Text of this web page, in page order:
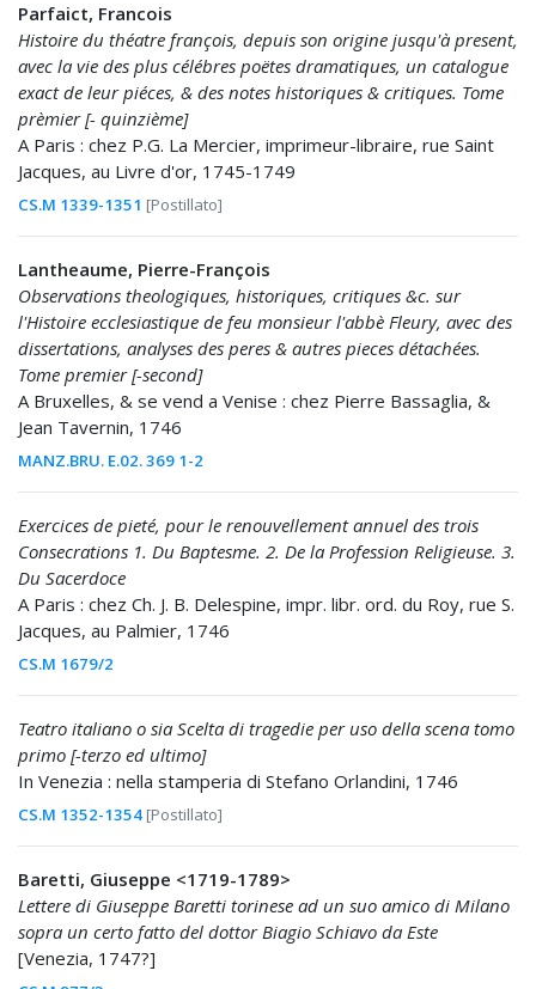
Parfaict, Francois
Histoire du théatre françois, depuis son origine jusqu'à present,
avec la vie des plus célébres poëtes dramatiques, un catalogue
exact de leur piéces, & des notes historiques & critiques. Tome
prèmier [- quinzième]
A Paris : chez P.G. La Mercier, imprimeur-libraire, rue Saint
Jacques, au Livre d'or, 1745-1749
CS.M 1339-1351 [Postillato]
Lantheaume, Pierre-François
Observations theologiques, historiques, critiques &c. sur
l'Histoire ecclesiastique de feu monsieur l'abbè Fleury, avec des
dissertations, analyses des peres & autres pieces détachées.
Tome premier [-second]
A Bruxelles, & se vend a Venise : chez Pierre Bassaglia, &
Jean Tavernin, 1746
MANZ.BRU. E.02. 369 1-2
Exercices de pieté, pour le renouvellement annuel des trois
Consecrations 1. Du Baptesme. 2. De la Profession Religieuse. 3.
Du Sacerdoce
A Paris : chez Ch. J. B. Delespine, impr. libr. ord. du Roy, rue S.
Jacques, au Palmier, 1746
CS.M 1679/2
Teatro italiano o sia Scelta di tragedie per uso della scena tomo
primo [-terzo ed ultimo]
In Venezia : nella stamperia di Stefano Orlandini, 1746
CS.M 1352-1354 [Postillato]
Baretti, Giuseppe <1719-1789>
Lettere di Giuseppe Baretti torinese ad un suo amico di Milano
sopra un certo fatto del dottor Biagio Schiavo da Este
[Venezia, 1747?]